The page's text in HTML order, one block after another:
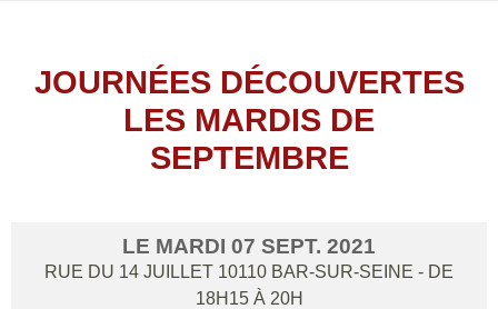
JOURNÉES DÉCOUVERTES
LES MARDIS DE
SEPTEMBRE
LE MARDI 07 SEPT. 2021
RUE DU 14 JUILLET 10110 BAR-SUR-SEINE - DE
18H15 À 20H